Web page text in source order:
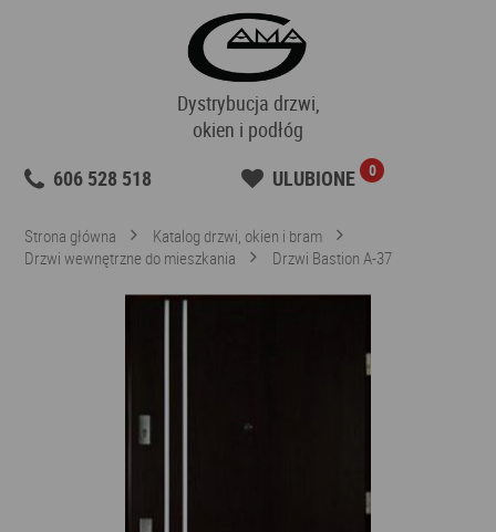
Dystrybucja drzwi,
okien i podłóg
606 528 518
ULUBIONE 0
Strona główna
Katalog drzwi, okien i bram
Drzwi wewnętrzne do mieszkania
Drzwi Bastion A-37